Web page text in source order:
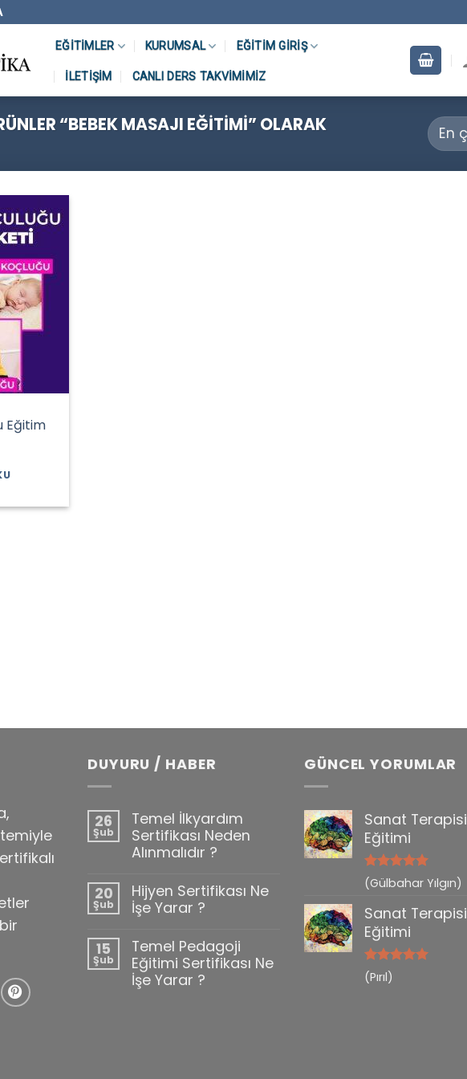
EĞITIMLER KURUMSAL EĞITIM GIRIŞ
İLETIŞIM CANLI DERS TAKVIMIMIZ
“BEBEK MASAJI EĞITIMI” OLARAK
Eğitim
DUYURU / HABER
26
Şub
Temel İlkyardım
Sertifikası Neden
Alınmalıdır ?
20
Şub
Hijyen Sertifikası Ne
İşe Yarar ?
15
Şub
Temel Pedagoji
Eğitimi Sertifikası Ne
İşe Yarar ?
GÜNCEL YORUMLAR
Sanat Terapisi
Eğitimi
5 üzerinden
5
(Gülbahar Yılgın)
Sanat Terapisi
Eğitimi
5 üzerinden
5
oy aldı
(Pırıl)